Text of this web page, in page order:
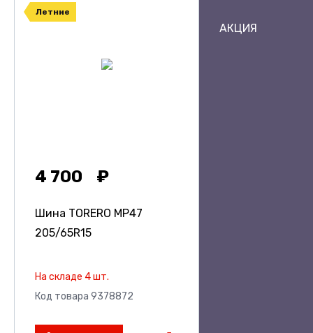
Летние
4 700
Шина TORERO MP47
205/65R15
На складе 4 шт.
Код товара 9378872
АКЦИЯ